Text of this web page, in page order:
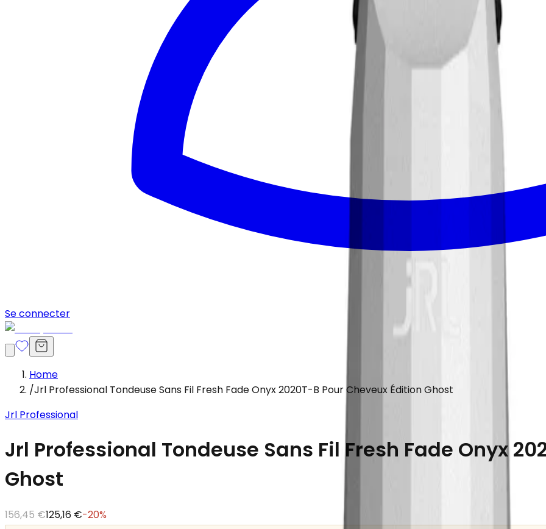
Se connecter
Home
/Jrl Professional Tondeuse Sans Fil Fresh Fade Onyx 2020T-B Pour Cheveux Édition Ghost
Jrl Professional
Jrl Professional Tondeuse Sans Fil Fresh Fade Onyx
Ghost
156,45 €125,16 €-20%